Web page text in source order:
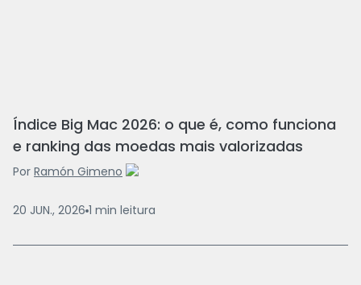
Índice Big Mac 2026: o que é, como funciona
e ranking das moedas mais valorizadas
Por Ramón Gimeno
20 JUN., 2026 1 min leitura